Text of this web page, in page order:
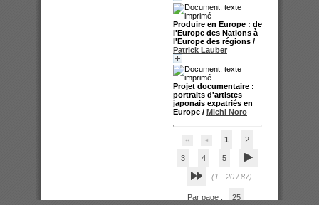
Produire en Europe : de
l'Europe des Nations à
l'Europe des régions /
Patrick Lauber
Projet documentaire :
portraits d'artistes
japonais expatriés en
Europe / Michi Noro
1 2
3 4 5
(1 - 20 / 87)
Par page : 25